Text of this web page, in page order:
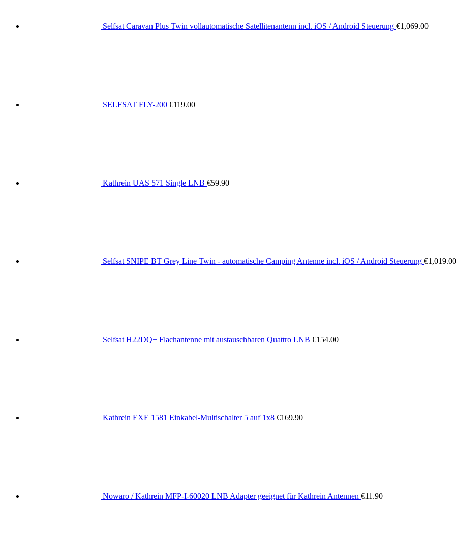
Selfsat Caravan Plus Twin vollautomatische Satellitenantenn incl. iOS / Android Steuerung €1,069.00
SELFSAT FLY-200 €119.00
Kathrein UAS 571 Single LNB €59.90
Selfsat SNIPE BT Grey Line Twin - automatische Camping Antenne incl. iOS / Android Steuerung €1,019.00
Selfsat H22DQ+ Flachantenne mit austauschbaren Quattro LNB €154.00
Kathrein EXE 1581 Einkabel-Multischalter 5 auf 1x8 €169.90
Nowaro / Kathrein MFP-I-60020 LNB Adapter geeignet für Kathrein Antennen €11.90